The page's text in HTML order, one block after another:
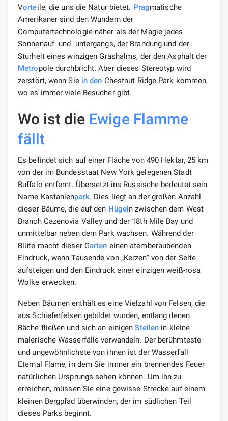
Blüte macht dieser Garteneinen atemberaubenden
Eindruck, wenn Tausende von „Kerzen“ von der Seite
aufsteigen und den Eindruck einer einzigen weiß-rosa
Wolke erwecken.
Neben Bäumen enthält es eine Vielzahl von Felsen, die
aus Schieferfelsen gebildet wurden, entlang denen
Bäche fließen und sich an einigen
und ungewöhnlichste von ihnen ist der Wasserfall
Eternal Flame, in dem Sie immer ein brennendes Feuer
natürlichen Ursprungs sehen können. Um ihn zu
kleinen Bergpfad überwinden, der im südlichen Teil
dieses Parks beginnt.
Wenn man sich diesem Ort nähert, spürt man einen
ziemlich unangenehmen Geruch, der an das „Aroma“
fauler Eier erinnert. Dies ist Schwefelwasserstoff, der
ein Begleiter von Erdgas ist und durch den Zerfall
organischer Materie entsteht. Je stärker der Geruch,
desto mehr Gas wird an die Oberfläche freigesetzt und
desto weniger Distanz muss überwunden w erden, bevor
man auf die Ewige Flamme trifft.
Beschreibungdes
Wasserfalls der Ewigen
Flamme
Das Phänomen des beschriebenen Phänomens erklärt
sich aus der Tatsache, dass es an dieser Stelle kleine